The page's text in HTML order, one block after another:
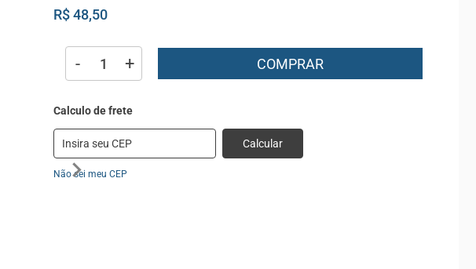
R$ 48,50
- + COMPRAR
Calcular
Não sei meu CEP